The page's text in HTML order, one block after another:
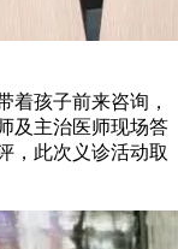
着孩子前来咨询，
及主治医师现场答
，此次义诊活动取